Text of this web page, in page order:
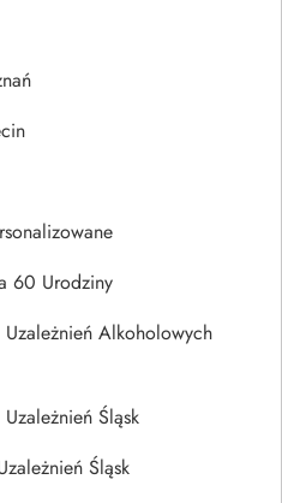
60 Urodziny
Alkoholowych
Śląsk
Śląsk